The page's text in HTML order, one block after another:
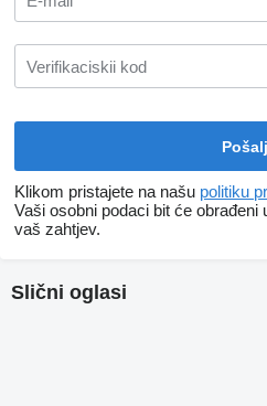
Klikom pristajete na našu politiku
Vaši osobni podaci bit će
vaš zahtjev.
Slični oglasi